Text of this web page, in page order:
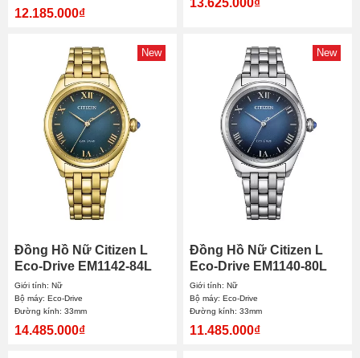
12.185.000₫
13.625.000₫
New
Đồng Hồ Nữ Citizen L
Eco-Drive EM1142-84L
33mm
Giới tính: Nữ
Bộ máy: Eco-Drive
Đường kính: 33mm
14.485.000₫
New
Đồng Hồ Nữ Citizen L
Eco-Drive EM1140-80L
33mm
Giới tính: Nữ
Bộ máy: Eco-Drive
Đường kính: 33mm
11.485.000₫